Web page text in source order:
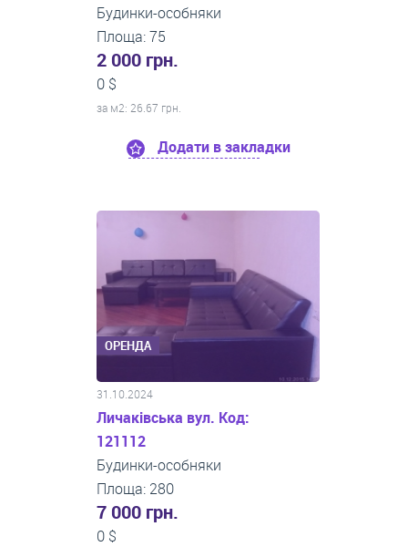
Будинки-особняки
Площа: 75
2 000 грн.
0 $
за м2: 26.67 грн.
Додати в закладки
ОРЕНДА
31.10.2024
Личаківська вул. Код:
121112
Будинки-особняки
Площа: 280
7 000 грн.
0 $